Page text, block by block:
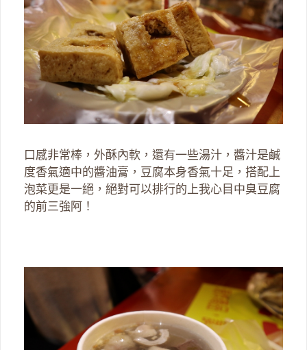
口感非常棒，外酥內軟，還有一些湯汁，醬汁是鹹
度香氣適中的醬油膏，豆腐本身香氣十足，搭配上
泡菜更是一絕，絕對可以排行的上我心目中臭豆腐
的前三強阿！